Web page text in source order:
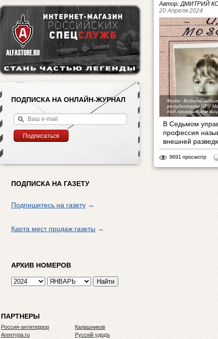
ПОДПИСКА НА ОНЛАЙН-ЖУРНАЛ
ПОДПИСКА НА ГАЗЕТУ
Подпишитесь на газету→
Карта мест продаж газеты→
АРХИВ НОМЕРОВ
ПАРТНЕРЫ
Россия-антитеррор
Агентура.ru
Калашников
Русскiй удодъ
Автор: ДМИТРИЙ
20 Апреля 2024
Фото:
резидентуры ЦРУ
под прикрытием
В Седьмом
профессия
внешней
9691 просмотр